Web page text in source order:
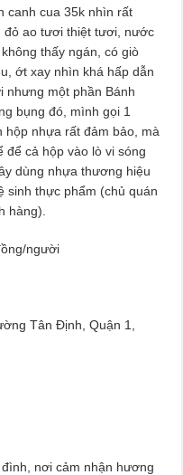
canh cua 35k nhìn rất
đỏ ao tươi thiệt tươi, nước
thấy ngán, có giò
ớt xay nhìn khá hấp dẫn
nhưng một phần Bánh
bụng đó, mình gọi 1
hộp nhựa rất đảm bảo, mà
để cả hộp vào lò vi sóng
dùng nhựa thương hiệu
sinh thực phẩm (chủ quán
hàng).
người
Tân Định, Quận 1,
nơi cảm nhận hương